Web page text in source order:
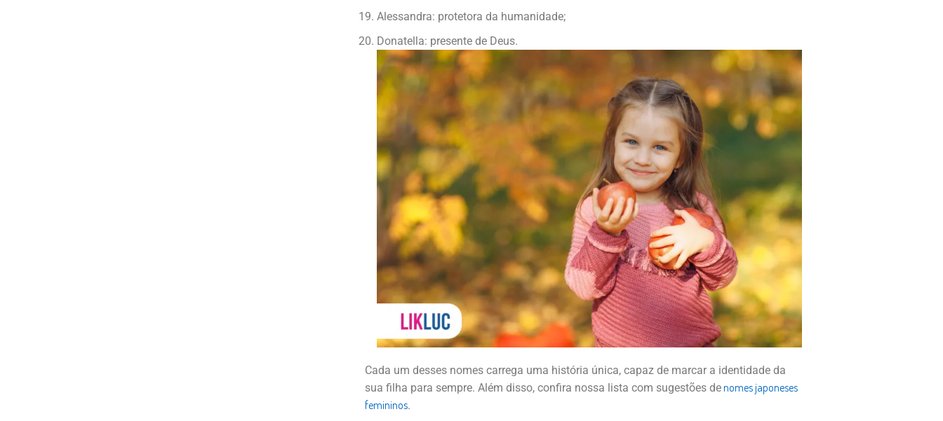
Alessandra: protetora da humanidade;
Donatella: presente de Deus.
Cada um desses nomes carrega uma história única, capaz de marcar a identidade da
sua filha para sempre. Além disso, confira nossa lista com sugestões denomes japoneses
femininos.